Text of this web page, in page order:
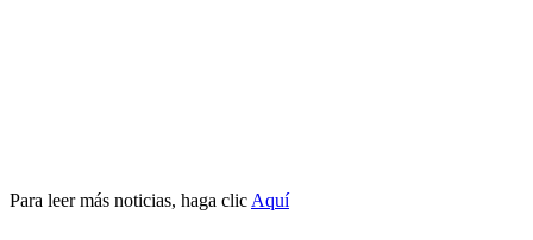
Para leer más noticias, haga clic Aquí